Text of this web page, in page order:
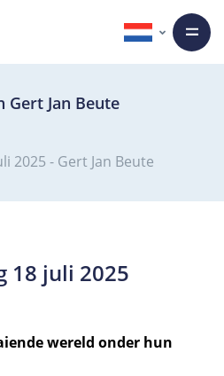
Gert Jan Beute
2025 - Gert Jan Beute
18 juli 2025
wereld onder hun